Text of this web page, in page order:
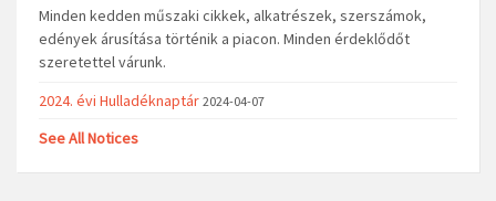
Minden kedden műszaki cikkek, alkatrészek, szerszámok,
edények árusítása történik a piacon. Minden érdeklődőt
szeretettel várunk.
2024. évi Hulladéknaptár 2024-04-07
See All Notices